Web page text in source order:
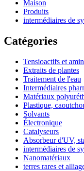
Maison
Produits
intermédiaires de
Catégories
Tensioactifs et
Extraits de plantes
Traitement de l'eau
Intermédiaires
Matériaux
Plastique,
Solvants
Électronique
Catalyseurs
Absorbeur d'UV,
intermédiaires de
Nanomatériaux
terres rares et